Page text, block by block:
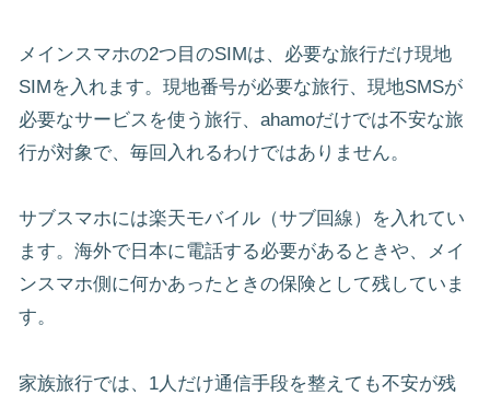
メインスマホの2つ目のSIMは、必要な旅行だけ現地
SIMを入れます。現地番号が必要な旅行、現地SMSが
必要なサービスを使う旅行、ahamoだけでは不安な旅
行が対象で、毎回入れるわけではありません。
サブスマホには楽天モバイル（サブ回線）を入れてい
ます。海外で日本に電話する必要があるときや、メイ
ンスマホ側に何かあったときの保険として残していま
す。
家族旅行では、1人だけ通信手段を整えても不安が残